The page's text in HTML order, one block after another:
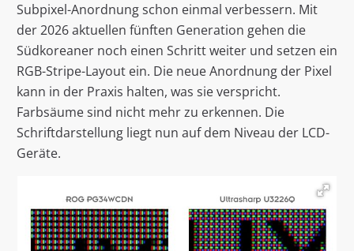
Subpixel-Anordnung schon einmal verbessern. Mit
der 2026 aktuellen fünften Generation gehen die
Südkoreaner noch einen Schritt weiter und setzen ein
RGB-Stripe-Layout ein. Die neue Anordnung der Pixel
kann in der Praxis halten, was sie verspricht.
Farbsäume sind nicht mehr zu erkennen. Die
Schriftdarstellung liegt nun auf dem Niveau der LCD-
Geräte.